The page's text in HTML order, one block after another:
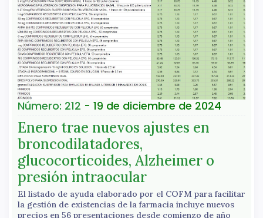
Número: 212 - 19 de diciembre de 2024
Enero trae nuevos ajustes en
broncodilatadores,
glucocorticoides, Alzheimer o
presión intraocular
El listado de ayuda elaborado por el COFM para facilitar
la gestión de existencias de la farmacia incluye nuevos
precios en 56 presentaciones desde comienzo de año